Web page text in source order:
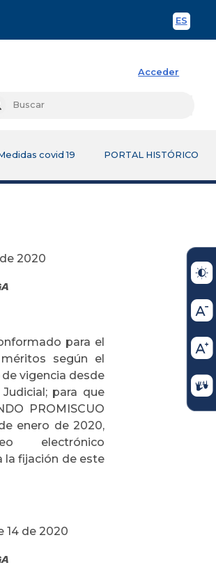
ES
Acceder
Buscar
covid 19 PORTAL HISTÓRICO
para el
según el
de vigencia desde
para que
PROMISCUO
enero de 2020,
electrónico
la fijación de este